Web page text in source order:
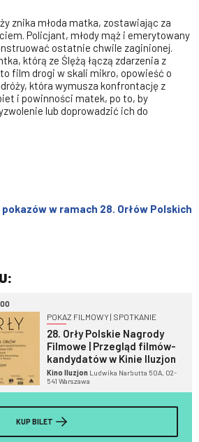
znika młoda matka, zostawiając za
Policjant, młody mąż i emerytowany
ostatnie chwile zaginionej.
którą ze Ślężą łączą zdarzenia z
film drogi w skali mikro, opowieść o
która wymusza konfrontację z
i powinności matek, po to, by
lub doprowadzić ich do
w ramach 28. Orłów Polskich
POKAZ FILMOWY | SPOTKANIE
28. Orły Polskie Nagrody
Filmowe | Przegląd filmów-
kandydatów w Kinie Iluzjon
Kino Iluzjon Ludwika Narbutta 50A, 02-
541 Warszawa
KUP BILET